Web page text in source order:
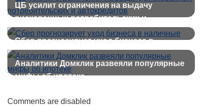
ЦБ усилит ограничения на выдачу
рискованных потребительских и
автокредитов
Сбер прогнозирует уход бизнеса в
наличные
Аналитики Домклик развеяли популярные
мифы об ипотеке
Comments are disabled